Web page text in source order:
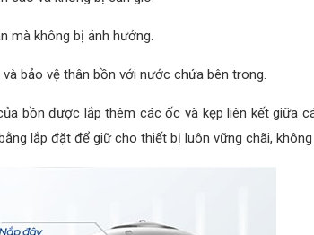
mà không bị ảnh hưởng.
bảo vệ thân bồn với nước chứa bên trong.
bồn được lắp thêm các ốc và kẹp liên kết giữa
lắp đặt để giữ cho thiết bị luôn vững chãi,